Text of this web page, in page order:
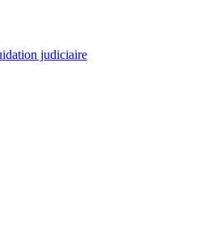
judiciaire